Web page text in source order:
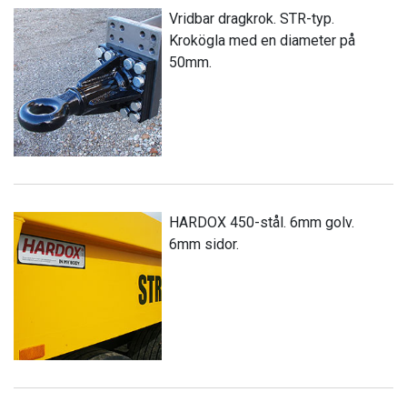
Vridbar dragkrok. STR-typ.
Krokögla med en diameter på
50mm.
HARDOX 450-stål. 6mm golv.
6mm sidor.